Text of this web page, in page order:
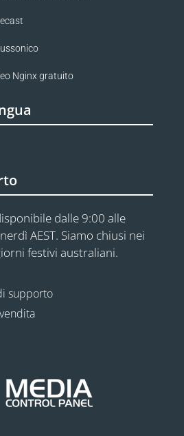
Nginx gratuito
dalle 9:00 alle
AEST. Siamo chiusi nei
festivi australiani.
supporto